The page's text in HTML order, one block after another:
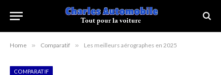
Home » Comparatif » Les meilleurs aérographes en 2025
COMPARATIF